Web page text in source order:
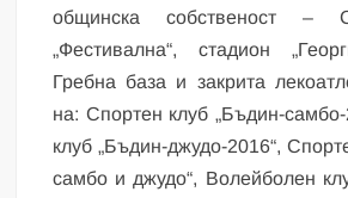
общинска собственост –
„Фестивална“, стадион
Гребна база и закрита
на: Спортен клуб „Бъдин-
клуб „Бъдин-джудо-2016“,
самбо и джудо“, Волейболен